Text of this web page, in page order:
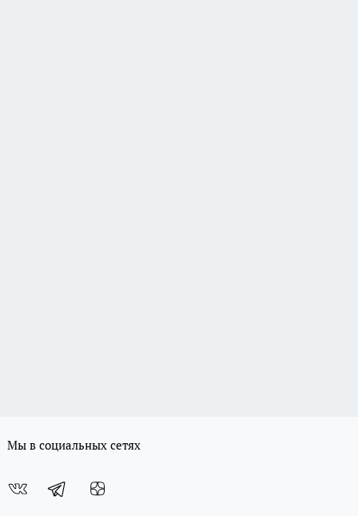
Мы в социальных сетях